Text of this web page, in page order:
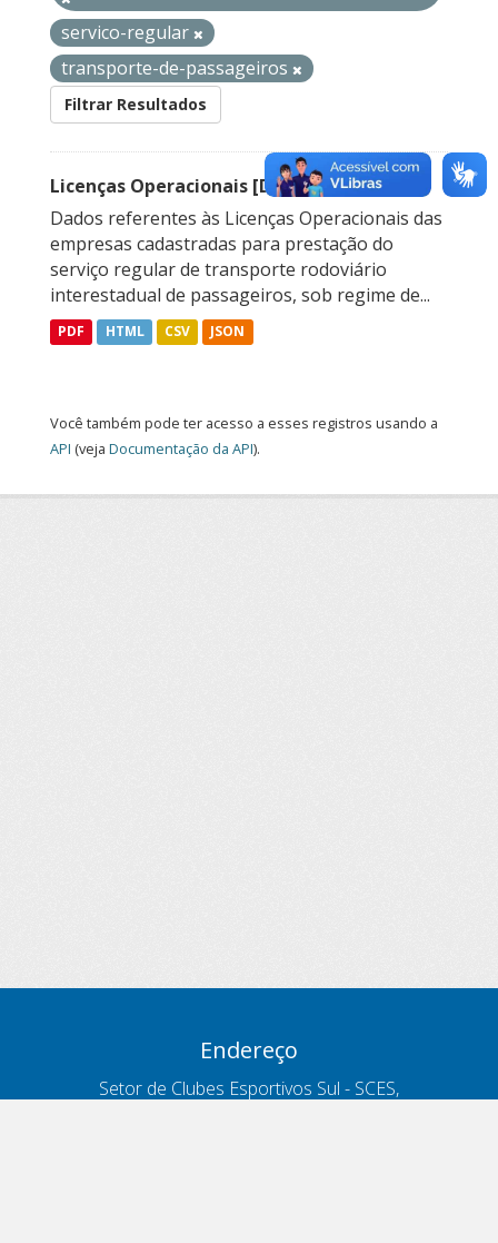
servico-regular
transporte-de-passageiros
Filtrar Resultados
Licenças Operacionais [Descontinuado]
Dados referentes às Licenças Operacionais das
empresas cadastradas para prestação do
serviço regular de transporte rodoviário
interestadual de passageiros, sob regime de...
PDF HTML CSV JSON
Você também pode ter acesso a esses registros usando a
API (veja Documentação da API).
Endereço
Setor de Clubes Esportivos Sul - SCES,